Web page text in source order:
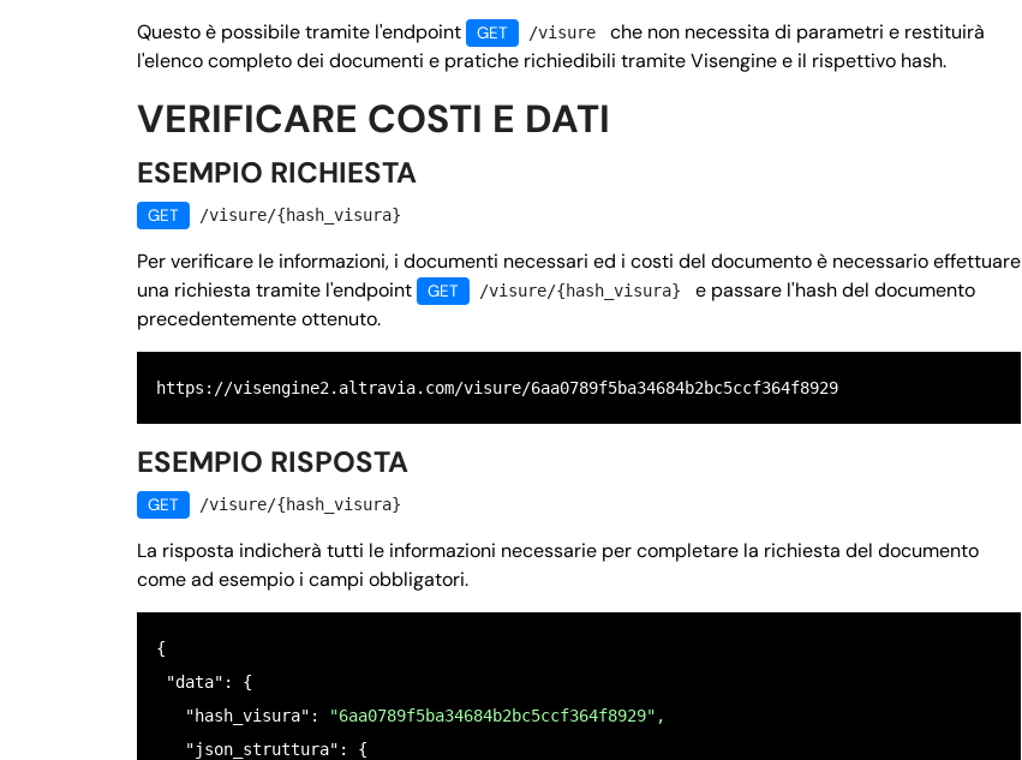
Questo è possibile tramite l'endpoint GET /visure
che non necessita di parametri e restituirà
l'elenco completo dei documenti e pratiche richiedibili tramite Visengine e il rispettivo hash.
VERIFICARE COSTI E DATI
ESEMPIO RICHIESTA
GET /visure/{hash_visura}
Per verificare le informazioni, i documenti necessari ed i costi del documento è necessario effettuare
una richiesta tramite l'endpoint
GET /visure/{hash_visura}
e passare l'hash del documento
precedentemente ottenuto.
https://visengine2.altravia.com/visure/6aa0789f5ba34684b2bc5ccf364f8929
ESEMPIO RISPOSTA
GET /visure/{hash_visura}
La risposta indicherà tutti le informazioni necessarie per completare la richiesta del documento
come ad esempio i campi obbligatori.
{
"data": {
   "hash_visura":
"6aa0789f5ba34684b2bc5ccf364f8929",
   "json_struttura": {